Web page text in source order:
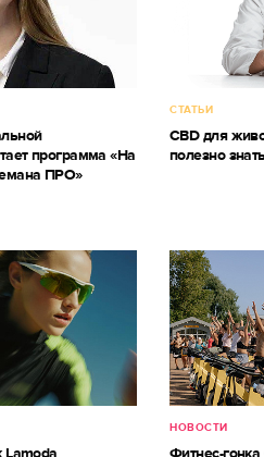
программа «На
ПРО»
СТАТЬИ
CBD для
полезно
Lamoda
НОВОСТИ
Фитнес-